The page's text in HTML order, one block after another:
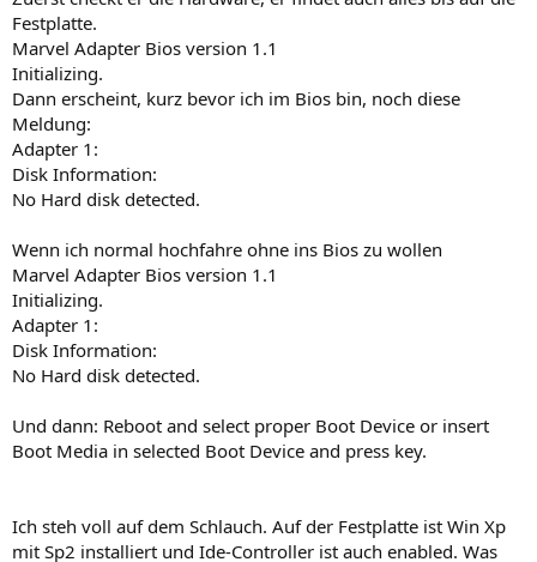
Festplatte.
Marvel Adapter Bios version 1.1
Initializing.
Dann erscheint, kurz bevor ich im Bios bin, noch diese
Meldung:
Adapter 1:
Disk Information:
No Hard disk detected.
Wenn ich normal hochfahre ohne ins Bios zu wollen
Marvel Adapter Bios version 1.1
Initializing.
Adapter 1:
Disk Information:
No Hard disk detected.
Und dann: Reboot and select proper Boot Device or insert
Boot Media in selected Boot Device and press key.
Ich steh voll auf dem Schlauch. Auf der Festplatte ist Win Xp
mit Sp2 installiert und Ide-Controller ist auch enabled. Was